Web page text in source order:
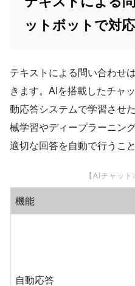
ットボットで対
テキストによる問い合わせ
きます。AIを搭載したチャ
動応答システムで学習させ
械学習やディープラーニン
適切な回答を自動で行うこ
【AIチャット
機能
自動応答